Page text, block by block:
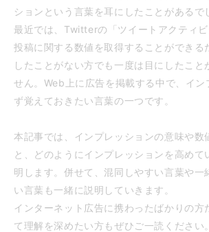
ションという言葉を耳にしたことがあるで
最近では、Twitterの「ツイートアクティ
投稿に関する数値を取得することができる
したことがない方でも一度は目にしたこと
せん。Web上に広告を掲載する中で、イン
ず覚えておきたい言葉の一つです。
本記事では、インプレッションの意味や数
と、どのようにインプレッションを高めて
明します。併せて、混同しやすい言葉や一
い言葉も一緒に説明していきます。
インターネット広告に携わったばかりの方
て理解を深めたい方もぜひご一読ください。